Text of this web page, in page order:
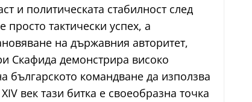
и политическата стабилност след
тактически успех, а
на държавния авторитет,
Скафида демонстрира високо
българското командване да използва
век тази битка е своеобразна точка